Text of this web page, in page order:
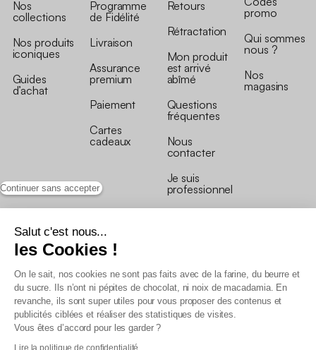
Continuer sans accepter
Salut c'est nous...
les Cookies !
On le sait, nos cookies ne sont pas faits avec de la farine, du beurre et
du sucre. Ils n’ont ni pépites de chocolat, ni noix de macadamia. En
revanche, ils sont super utiles pour vous proposer des contenus et
publicités ciblées et réaliser des statistiques de visites.
Vous êtes d’accord pour les garder ?
Lire la politique de confidentialité
Nos
collections
Nos produits
iconiques
Guides
d’achat
Programme
de Fidélité
Livraison
Assurance
premium
Paiement
Cartes
cadeaux
Retours
Rétractation
Mon produit
est arrivé
abîmé
Questions
fréquentes
Nous
contacter
Je suis
professionnel
promo
Qui sommes
nous ?
Nos
magasins
Conditions générales de vente
Conditions générales du programme de fidélité
Charte de données personnelles
Conditions générales de vente Pro
Déclaration d’accessibilité